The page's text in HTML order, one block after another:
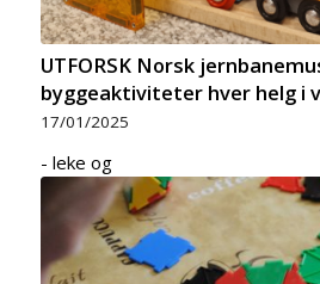
UTFORSK Norsk
byggeaktiviteter hver helg i
17/01/2025
- leke og